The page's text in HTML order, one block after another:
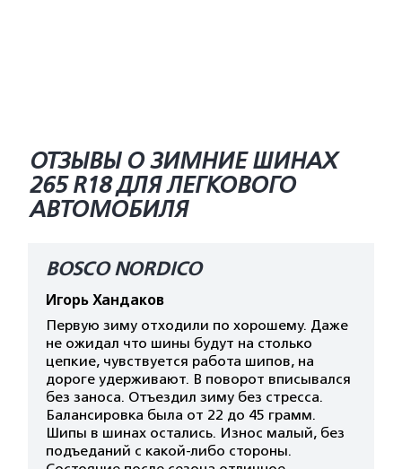
ОТЗЫВЫ О ЗИМНИЕ ШИНАХ
265 R18 ДЛЯ ЛЕГКОВОГО
АВТОМОБИЛЯ
BOSCO NORDICO
Игорь Хандаков
Первую зиму отходили по хорошему. Даже
не ожидал что шины будут на столько
цепкие, чувствуется работа шипов, на
дороге удерживают. В поворот вписывался
без заноса. Отъездил зиму без стресса.
Балансировка была от 22 до 45 грамм.
Шипы в шинах остались. Износ малый, без
подъеданий с какой-либо стороны.